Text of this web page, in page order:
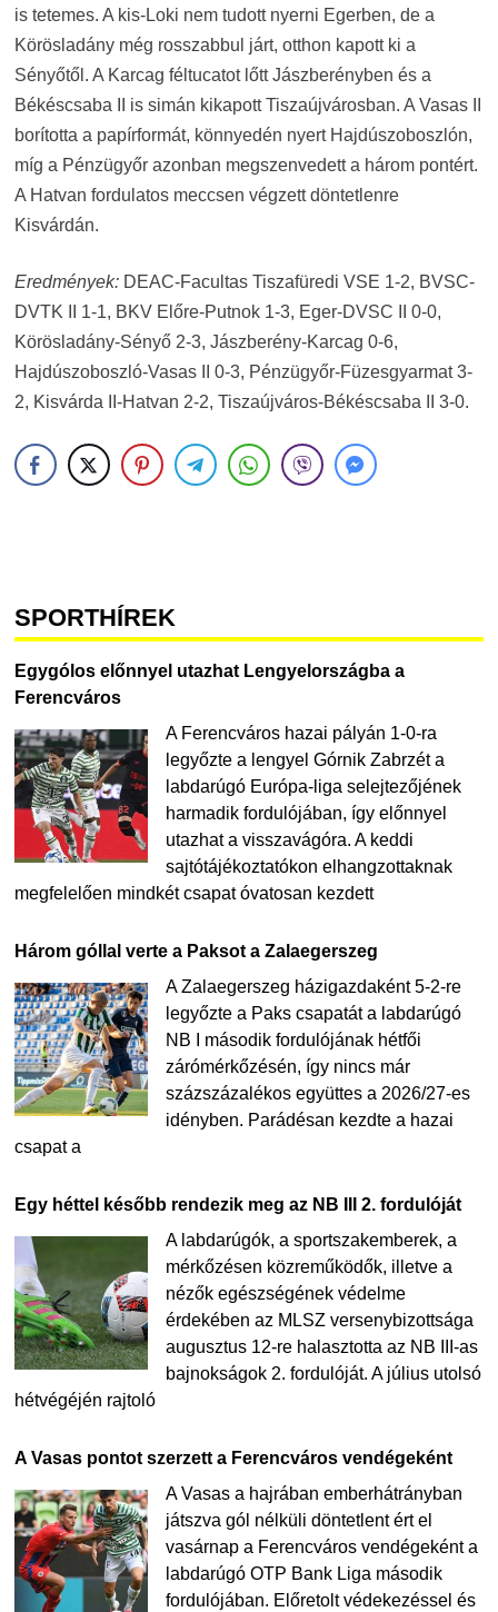
is tetemes. A kis-Loki nem tudott nyerni Egerben, de a
Körösladány még rosszabbul járt, otthon kapott ki a
Sényőtől. A Karcag féltucatot lőtt Jászberényben és a
Békéscsaba II is simán kikapott Tiszaújvárosban. A Vasas II
borította a papírformát, könnyedén nyert Hajdúszoboszlón,
míg a Pénzügyőr azonban megszenvedett a három pontért.
A Hatvan fordulatos meccsen végzett döntetlenre
Kisvárdán.
Eredmények: DEAC-Facultas Tiszafüredi VSE 1-2, BVSC-
DVTK II 1-1, BKV Előre-Putnok 1-3, Eger-DVSC II 0-0,
Körösladány-Sényő 2-3, Jászberény-Karcag 0-6,
Hajdúszoboszló-Vasas II 0-3, Pénzügyőr-Füzesgyarmat 3-
2, Kisvárda II-Hatvan 2-2, Tiszaújváros-Békéscsaba II 3-0.
SPORTHÍREK
Egygólos előnnyel utazhat Lengyelországba a
Ferencváros
A Ferencváros hazai pályán 1-0-ra
legyőzte a lengyel Górnik Zabrzét a
labdarúgó Európa-liga selejtezőjének
harmadik fordulójában, így előnnyel
utazhat a visszavágóra. A keddi
sajtótájékoztatókon elhangzottaknak
megfelelően mindkét csapat óvatosan kezdett
Három góllal verte a Paksot a Zalaegerszeg
A Zalaegerszeg házigazdaként 5-2-re
legyőzte a Paks csapatát a labdarúgó
NB I második fordulójának hétfői
zárómérkőzésén, így nincs már
százszázalékos együttes a 2026/27-es
idényben. Parádésan kezdte a hazai
csapat a
Egy héttel később rendezik meg az NB III 2. fordulóját
A labdarúgók, a sportszakemberek, a
mérkőzésen közreműködők, illetve a
nézők egészségének védelme
érdekében az MLSZ versenybizottsága
augusztus 12-re halasztotta az NB III-as
bajnokságok 2. fordulóját. A július utolsó
hétvégéjén rajtoló
A Vasas pontot szerzett a Ferencváros vendégeként
A Vasas a hajrában emberhátrányban
játszva gól nélküli döntetlent ért el
vasárnap a Ferencváros vendégeként a
labdarúgó OTP Bank Liga második
fordulójában. Előretolt védekezéssel és